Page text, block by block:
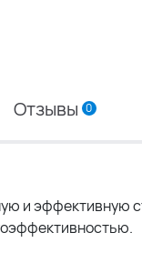
Отзывы 0
и эффективную